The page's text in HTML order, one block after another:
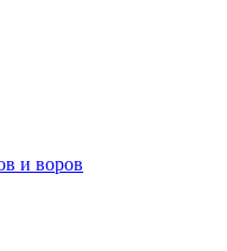
и воров